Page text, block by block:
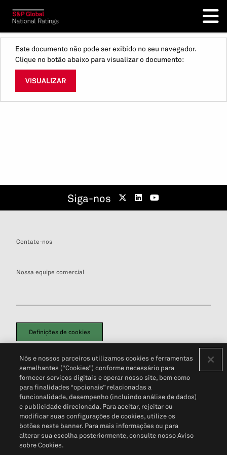
Este documento não pode ser exibido no seu navegador.
Clique no botão abaixo para visualizar o documento:
VISUALIZAR
Siga-nos
Contate-nos
Nossa equipe comercial
Definições de cookies
Política de PrivacidadePortal de privacidade do cliente (em inglês)
Não Venda Minhas Informações Pessoais© 2026 S&P Global
Nós e nossos parceiros utilizamos cookies e ferramentas
semelhantes (“Cookies”) conforme necessário para
fornecer serviços digitais e operar nosso site, bem como
para finalidades “opcionais” relacionadas a
funcionalidade, desempenho (incluindo análise de dados)
e publicidade direcionada. Para aceitar, rejeitar ou
modificar suas configurações de cookies, utilize os
botões neste banner. Para mais informações ou para
alterar sua escolha posteriormente, consulte nosso Aviso
sobre Cookies.